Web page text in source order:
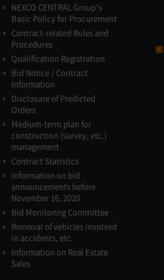
NEXCO CENTRAL Group's
Basic Policy for Procurement
Contract-related Rules and
Procedures
Qualification Registration
Bid Notice / Contract
Information
Disclosure of Predicted
Orders
Medium-term plan for
construction (survey, etc.)
management
Contract Statistics
Information on bid
announcements before
November 16, 2020
Bid Monitoring Committee
Removal of vehicles involved
in accidents, etc.
Information on Real Estate
Sales